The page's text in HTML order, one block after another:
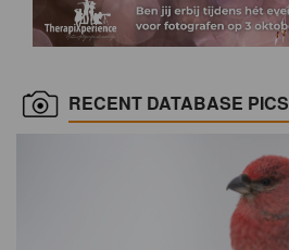
RECENT DATABASE PICS